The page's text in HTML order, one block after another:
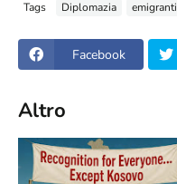
Tags Diplomazia emigranti
Facebook
Altro